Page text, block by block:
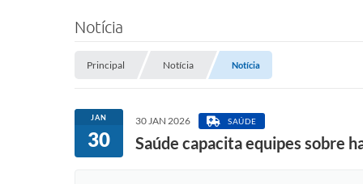
Notícia
Principal Notícia Notícia
JAN
30
30 JAN 2026 SAÚDE
Saúde capacita equipes sobre